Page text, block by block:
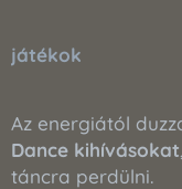
játékok
Az energiától
Dance kihívásokat
táncra perdülni.